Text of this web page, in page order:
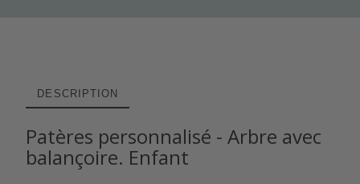
DESCRIPTION
Patères personnalisé - Arbre avec
balançoire. Enfant